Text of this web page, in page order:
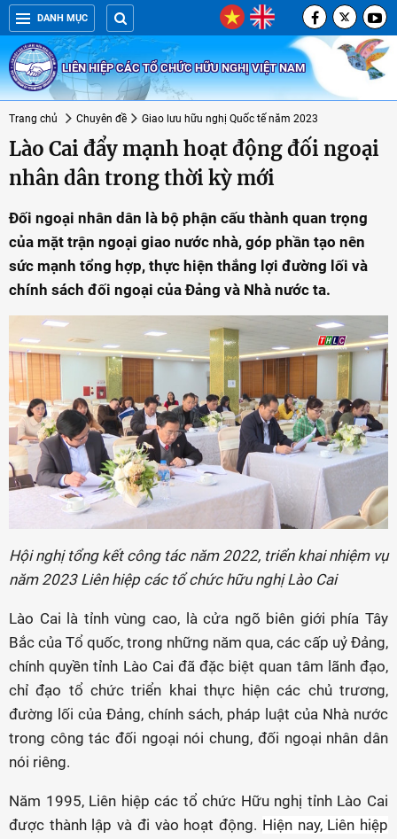
DANH MỤC
LIÊN HIỆP CÁC TỔ CHỨC HỮU NGHỊ VIỆT NAM
Trang chủ Chuyên đề Giao lưu hữu nghị Quốc tế năm 2023
Lào Cai đẩy mạnh hoạt động đối ngoại
nhân dân trong thời kỳ mới
Đối ngoại nhân dân là bộ phận cấu thành quan trọng
của mặt trận ngoại giao nước nhà, góp phần tạo nên
sức mạnh tổng hợp, thực hiện thắng lợi đường lối và
chính sách đối ngoại của Đảng và Nhà nước ta.
Hội nghị tổng kết công tác năm 2022, triển khai nhiệm vụ
năm 2023 Liên hiệp các tổ chức hữu nghị Lào Cai
Lào Cai là tỉnh vùng cao, là cửa ngõ biên giới phía Tây
Bắc của Tổ quốc, trong những năm qua, các cấp uỷ Đảng,
chính quyền tỉnh Lào Cai đã đặc biệt quan tâm lãnh đạo,
chỉ đạo tổ chức triển khai thực hiện các chủ trương,
đường lối của Đảng, chính sách, pháp luật của Nhà nước
trong công tác đối ngoại nói chung, đối ngoại nhân dân
nói riêng.
Năm 1995, Liên hiệp các tổ chức Hữu nghị tỉnh Lào Cai
được thành lập và đi vào hoạt động. Hiện nay, Liên hiệp